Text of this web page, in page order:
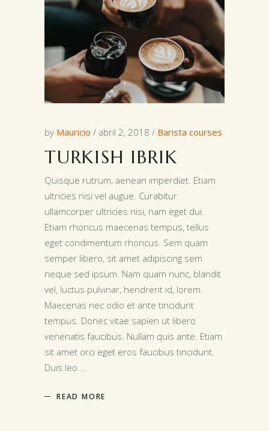
by Mauricio abril 2, 2018 Barista courses
TURKISH IBRIK
Quisque rutrum, aenean imperdiet. Etiam
ultricies nisi vel augue. Curabitur
ullamcorper ultricies nisi, nam eget dui.
Etiam rhoncus maecenas tempus, tellus
eget condimentum rhoncus. Sem quam
semper libero, sit amet adipiscing sem
neque sed ipsum. Nam quam nunc, blandit
vel, luctus pulvinar, hendrerit id, lorem.
Maecenas nec odio et ante tincidunt
tempus. Donec vitae sapien ut libero
venenatis faucibus. Nullam quis ante. Etiam
sit amet orci eget eros faucibus tincidunt.
Duis leo
READ MORE